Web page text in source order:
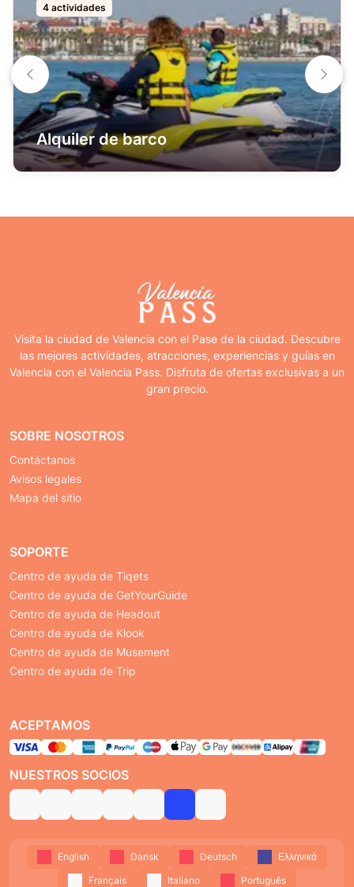
4 actividades
Alquiler de barco
Visita la ciudad de Valencia con el Pase de la ciudad. Descubre
las mejores actividades, atracciones, experiencias y guías en
Valencia con el Valencia Pass. Disfruta de ofertas exclusivas a un
gran precio.
SOBRE NOSOTROS
Contáctanos
Avisos legales
Mapa del sitio
SOPORTE
Centro de ayuda de Tiqets
Centro de ayuda de GetYourGuide
Centro de ayuda de Headout
Centro de ayuda de Klook
Centro de ayuda de Musement
Centro de ayuda de Trip
ACEPTAMOS
NUESTROS SOCIOS
English Dansk Deutsch
Ελληνικά
Français
Italiano Português